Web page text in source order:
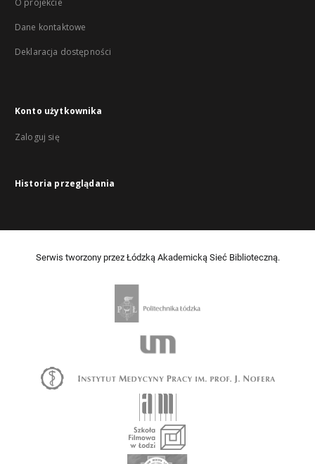
O projekcie
Dane kontaktowe
Deklaracja dostępności
Konto użytkownika
Zaloguj się
Historia przeglądania
Serwis tworzony przez Łódzką Akademicką Sieć Biblioteczną.